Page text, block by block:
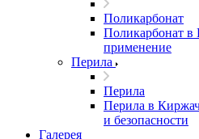
Поликарбонат
Поликарбонат в
применение
Перила
Перила
Перила в
и безопасности
Галерея